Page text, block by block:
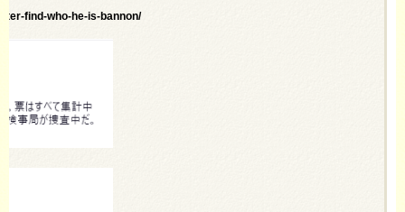
find-who-he-is-bannon/